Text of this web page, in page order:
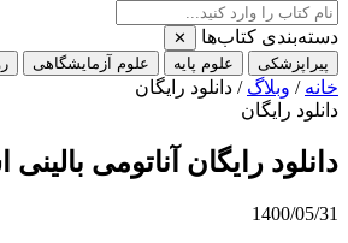
دسته‌بندی کتاب‌ها
✕
پیراپزشکی
علوم پایه علوم آزمایشگاهی
خانه / وبلاگ / دانلود رایگان
دانلود رایگان
دانلود رایگان آناتومی
1400/05/31